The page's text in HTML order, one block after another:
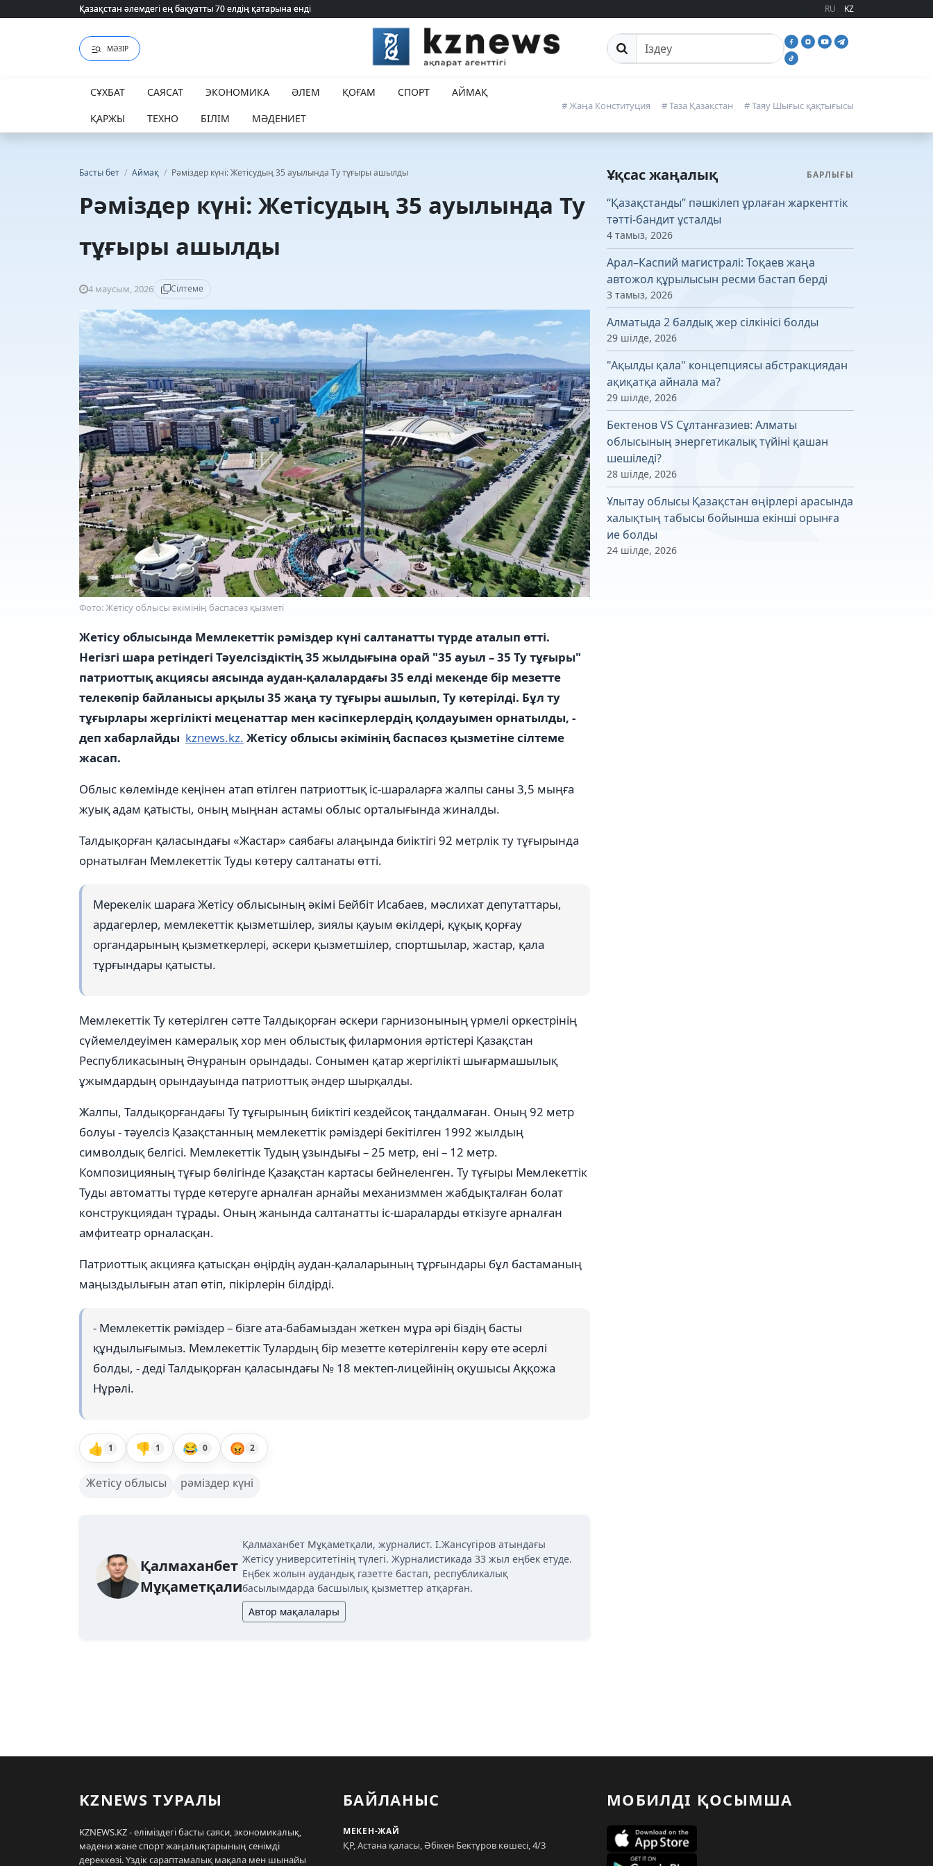
Қазақстан әлемдегі ең бақуатты 70 елдің қатарына енді
Қазақстан әлемдегі ең бақуатты 70 елдің қатарына енді RU KZ
МӘЗІР Сайттан іздеу
СҰХБАТ САЯСАТ ЭКОНОМИКА ӘЛЕМ ҚОҒАМ СПОРТ
АЙМАҚ
ҚАРЖЫ
ТЕХНО БІЛІМ МӘДЕНИЕТ
# Жаңа Конституция # Таза Қазақстан # Таяу Шығыс қақтығысы
Басты бет / Аймақ / Рәміздер күні: Жетісудың 35 ауылында Ту тұғыры ашылды
Рәміздер күні: Жетісудың 35 ауылында Ту
тұғыры ашылды
4 маусым, 2026 Сілтеме
Фото: Жетісу облысы әкімінің баспасөз қызметі
Жетісу облысында Мемлекеттік рәміздер күні салтанатты түрде аталып өтті.
Негізгі шара ретіндегі Тәуелсіздіктің 35 жылдығына орай "35 ауыл – 35 Ту тұғыры"
патриоттық акциясы аясында аудан-қалалардағы 35 елді мекенде бір мезетте
телекөпір байланысы арқылы 35 жаңа ту тұғыры ашылып, Ту көтерілді. Бұл ту
тұғырлары жергілікті меценаттар мен кәсіпкерлердің қолдауымен орнатылды, -
деп хабарлайды kznews.kz. Жетісу облысы әкімінің баспасөз қызметіне сілтеме
жасап.
Облыс көлемінде кеңінен атап өтілген патриоттық іс-шараларға жалпы саны 3,5 мыңға
жуық адам қатысты, оның мыңнан астамы облыс орталығында жиналды.
Талдықорған қаласындағы «Жастар» саябағы алаңында биіктігі 92 метрлік ту тұғырында
орнатылған Мемлекеттік Туды көтеру салтанаты өтті.
Мерекелік шараға Жетісу облысының әкімі Бейбіт Исабаев, мәслихат депутаттары,
ардагерлер, мемлекеттік қызметшілер, зиялы қауым өкілдері, құқық қорғау
органдарының қызметкерлері, әскери қызметшілер, спортшылар, жастар, қала
тұрғындары қатысты.
Мемлекеттік Ту көтерілген сәтте Талдықорған әскери гарнизонының үрмелі оркестрінің
сүйемелдеуімен камералық хор мен облыстық филармония әртістері Қазақстан
Республикасының Әнұранын орындады. Сонымен қатар жергілікті шығармашылық
ұжымдардың орындауында патриоттық әндер шырқалды.
Жалпы, Талдықорғандағы Ту тұғырының биіктігі кездейсоқ таңдалмаған. Оның 92 метр
болуы - тәуелсіз Қазақстанның мемлекеттік рәміздері бекітілген 1992 жылдың
символдық белгісі. Мемлекеттік Тудың ұзындығы – 25 метр, ені – 12 метр.
Композицияның тұғыр бөлігінде Қазақстан картасы бейнеленген. Ту тұғыры Мемлекеттік
Туды автоматты түрде көтеруге арналған арнайы механизммен жабдықталған болат
конструкциядан тұрады. Оның жанында салтанатты іс-шараларды өткізуге арналған
амфитеатр орналасқан.
Патриоттық акцияға қатысқан өңірдің аудан-қалаларының тұрғындары бұл бастаманың
маңыздылығын атап өтіп, пікірлерін білдірді.
- Мемлекеттік рәміздер – бізге ата-бабамыздан жеткен мұра әрі біздің басты
құндылығымыз. Мемлекеттік Тулардың бір мезетте көтерілгенін көру өте әсерлі
болды, - деді Талдықорған қаласындағы № 18 мектеп-лицейінің оқушысы Аққожа
Нұрәлі.
👍 1 👎 1 😂 0 😡 2
Жетісу облысы рәміздер күні
Қалмаханбет
Мұқаметқали
Қалмаханбет Мұқаметқали, журналист. І.Жансүгіров атындағы
Жетісу университетінің түлегі. Журналистикада 33 жыл еңбек етуде.
Еңбек жолын аудандық газетте бастап, республикалық
басылымдарда басшылық қызметтер атқарған.
Автор мақалалары
Ұқсас жаңалық БАРЛЫҒЫ
“Қазақстанды” пәшкілеп ұрлаған жаркенттік
тәтті-бандит ұсталды
4 тамыз, 2026
Арал–Каспий магистралі: Тоқаев жаңа
автожол құрылысын ресми бастап берді
3 тамыз, 2026
Алматыда 2 балдық жер сілкінісі болды
29 шілде, 2026
"Ақылды қала" концепциясы абстракциядан
ақиқатқа айнала ма?
29 шілде, 2026
Бектенов VS Сұлтанғазиев: Алматы
облысының энергетикалық түйіні қашан
шешіледі?
28 шілде, 2026
Ұлытау облысы Қазақстан өңірлері арасында
халықтың табысы бойынша екінші орынға
ие болды
24 шілде, 2026
KZNEWS ТУРАЛЫ
KZNEWS.KZ - еліміздегі басты саяси, экономикалық,
мәдени және спорт жаңалықтарының сенімді
дереккөзі. Үздік сараптамалық мақала мен шынайы
БАЙЛАНЫС
МЕКЕН-ЖАЙ
ҚР, Астана қаласы, Әбікен Бектұров көшесі, 4/3
МОБИЛДІ ҚОСЫМША